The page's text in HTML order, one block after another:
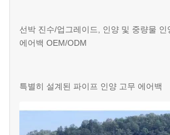
선박 진수/업그레이드, 인양 및 중량물 인
에어백 OEM/ODM
특별히 설계된 파이프 인양 고무 에어백